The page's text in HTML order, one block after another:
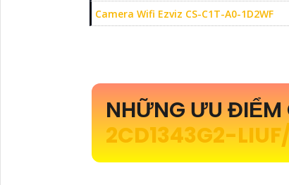
Camera Wifi Ezviz CS-C1T-A0-1D2WF
NHỮNG ƯU ĐIỂM
2CD1343G2-